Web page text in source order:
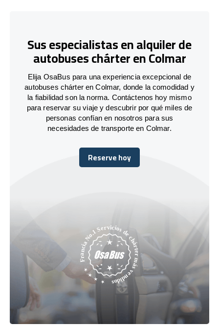
Sus especialistas en alquiler de
autobuses chárter en Colmar
Elija OsaBus para una experiencia excepcional de
autobuses chárter en Colmar, donde la comodidad y
la fiabilidad son la norma. Contáctenos hoy mismo
para reservar su viaje y descubrir por qué miles de
personas confían en nosotros para sus
necesidades de transporte en Colmar.
Reserve hoy
Reserve hoy